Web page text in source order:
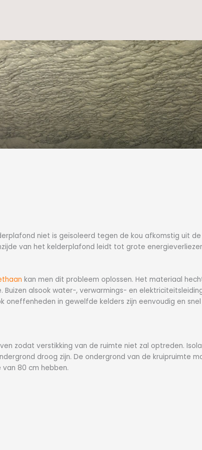
niet is geïsoleerd tegen de kou afkomstig uit de
van het kelderplafond leidt tot grote
kan men dit probleem oplossen. Het materiaal
alsook water-, verwarmings- en
oneffenheden in gewelfde kelders zijn eenvoudig en snel
zodat verstikking van de ruimte niet zal optreden.
droog zijn. De ondergrond van de kruipruimte
80 cm hebben.